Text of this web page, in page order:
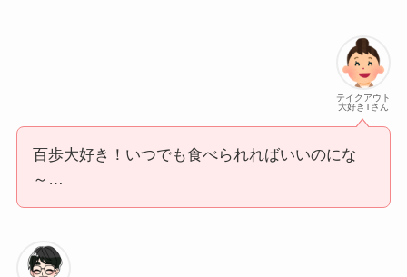
テイクアウト
大好きTさん
百歩大好き！いつでも食べられればいいのにな
～…